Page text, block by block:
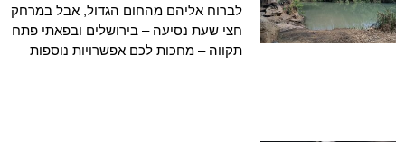
לברוח אליהם מהחום הגדול, אבל במרחק
חצי שעת נסיעה – בירושלים ובפאתי פתח
תקווה – מחכות לכם אפשרויות נוספות